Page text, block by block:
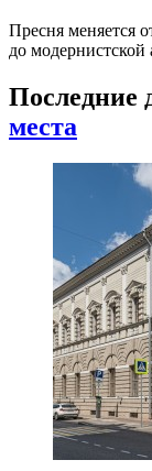
Пресня меняется
до
Последние
места